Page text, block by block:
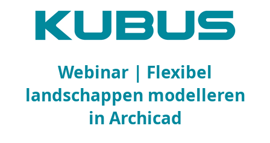
Webinar | Flexibel
landschappen modelleren
in Archicad